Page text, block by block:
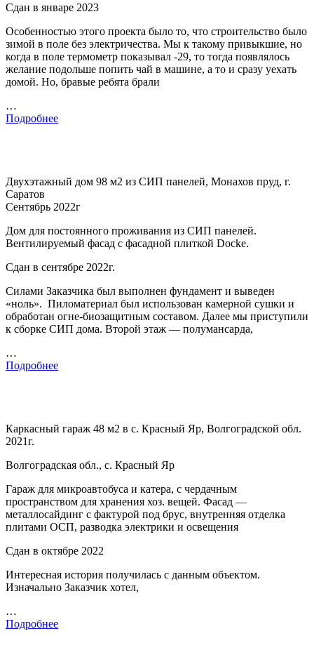
Сдан в январе 2023
Особенностью этого проекта было то, что строительство было
зимой в поле без электричества. Мы к такому привыкшие, но
когда в поле термометр показывал -29, то тогда появлялось
желание подольше попить чай в машине, а то и сразу уехать
домой. Но, бравые ребята брали
…
Подробнее
Двухэтажный дом 98 м2 из СИП панелей, Монахов пруд, г.
Саратов
Сентябрь 2022г
Дом для постоянного проживания из СИП панелей.
Вентилируемый фасад с фасадной плиткой Docke.
Сдан в сентябре 2022г.
Силами Заказчика был выполнен фундамент и выведен
«ноль». Пиломатериал был использован камерной сушки и
обработан огне-биозащитным составом. Далее мы приступили
к сборке СИП дома. Второй этаж — полумансарда,
…
Подробнее
Каркасный гараж 48 м2 в с. Красный Яр, Волгоградской обл.
2021г.
Волгоградская обл., с. Красный Яр
Гараж для микроавтобуса и катера, с чердачным
пространством для хранения хоз. вещей. Фасад —
металлосайдинг с фактурой под брус, внутренняя отделка
плитами ОСП, разводка электрики и освещения
Сдан в октябре 2022
Интересная история получилась с данным объектом.
Изначально Заказчик хотел,
…
Подробнее